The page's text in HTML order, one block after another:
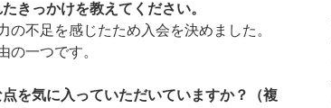
きっかけを教えてください。
の不足を感じたため入会を決めました。
の一つです。
を気に入っていただいていますか？（複